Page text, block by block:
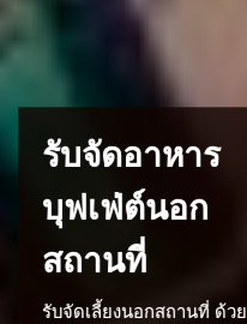
รับจัดอาหาร
บุฟเฟ่ต์นอก
สถานที่
รับจัดเลี้ยงนอกสถานที่ ด้วย